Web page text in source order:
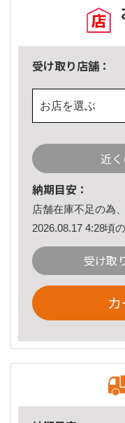
受け取り店舗：
お店を選ぶ
近
納期目安：
店舗在庫不足の為
2026.08.17 4:28頃
受け取